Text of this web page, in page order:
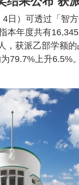
日）可透过「智
本年度共有
，获派乙部学额
79.7%上升6.5%